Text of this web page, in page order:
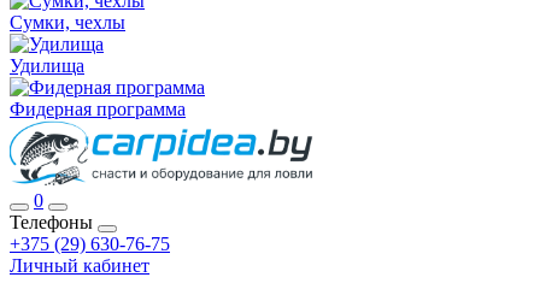
Сумки, чехлы
Удилища
Фидерная программа
0
Телефоны
+375 (29) 630-76-75
Личный кабинет